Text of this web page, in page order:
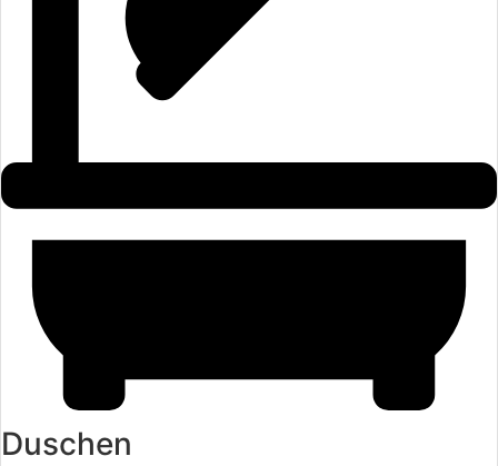
Sommersaison (April-Oktober)
Mo-Fr: 09:00 - 17:00 Uhr
Duschen